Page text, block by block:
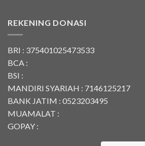
REKENING DONASI
BRI : 375401025473533
BCA :
BSI :
MANDIRI SYARIAH : 7146125217
BANK JATIM : 0523203495
MUAMALAT :
GOPAY :